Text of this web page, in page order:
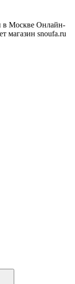
в Москве Онлайн-
магазин snoufa.ru